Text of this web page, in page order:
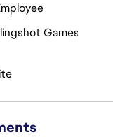
Games